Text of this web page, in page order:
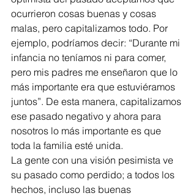
ocurrieron cosas buenas y cosas
malas, pero capitalizamos todo. Por
ejemplo, podríamos decir: “Durante mi
infancia no teníamos ni para comer,
pero mis padres me enseñaron que lo
más importante era que estuviéramos
juntos”. De esta manera, capitalizamos
ese pasado negativo y ahora para
nosotros lo más importante es que
toda la familia esté unida.
La gente con una visión pesimista ve
su pasado como perdido; a todos los
hechos, incluso las buenas